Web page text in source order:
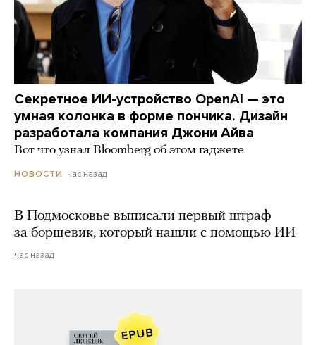
Секретное ИИ-устройство OpenAI — это
умная колонка в форме пончика. Дизайн
разработала компания Джони Айва
Вот что узнал Bloomberg об этом гаджете
НОВОСТИ час назад
В Подмосковье выписали первый штраф
за борщевик, который нашли с помощью ИИ
час назад